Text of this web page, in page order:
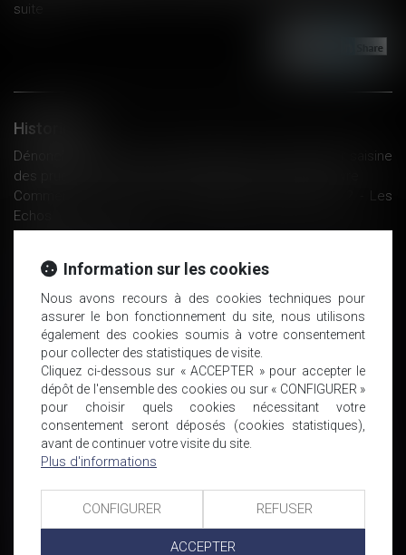
suite
Historique
Dénonciation du reçu pour solde de tout compte par saisine
des prud’hommes : condition - Éditions Francis Lefebvre
Comment se préparer aux enquêtes des autorités ? - Les
Echos
L'Institut Montaigne incite la Sécurité Sociale à prendre le
PLPJ 2018-2022 : apports concernant les procédures civiles
d’exécution - Voie d'exécution | Dalloz Actualité
Prise d’acte : retirer une part essentielle des prérogatives du
- Éditions Tissot
Travailleurs autonomes : l’exécutif propose de leur accorder
certains droits des salariés
Achat de voiture en ligne - Les options n’entravent pas le droit
de rétractation - Actualité - UFC-Que Choisir
Question de droit. Pas de refus de soins à cause de la CMU
13 anciens salariés portent plainte contre Philip Morris et les
retrait ?
Mon salarié peut-il refuser une proposition de reclassement
Information sur les cookies
Nous avons recours à des cookies techniques pour
assurer le bon fonctionnement du site, nous utilisons
également des cookies soumis à votre consentement
pour collecter des statistiques de visite.
Cliquez ci-dessous sur « ACCEPTER » pour accepter le
dépôt de l'ensemble des cookies ou sur « CONFIGURER »
pour choisir quels cookies nécessitant votre
consentement seront déposés (cookies statistiques),
avant de continuer votre visite du site.
Plus d'informations
CONFIGURER REFUSER
ACCEPTER